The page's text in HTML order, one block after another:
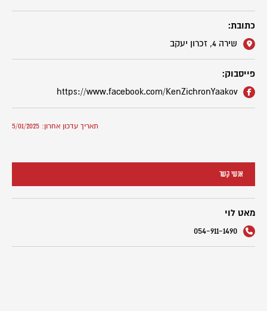
כתובת:
שירה 4, זכרון יעקב
פייסבוק:
https://www.facebook.com/KenZichronYaakov
תאריך עדכון אחרון: 5/01/2025
אנשי קשר
מאט לוי